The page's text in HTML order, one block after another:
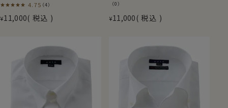
4.75 （4）
¥11,000 税込
（0）
¥11,000 税込